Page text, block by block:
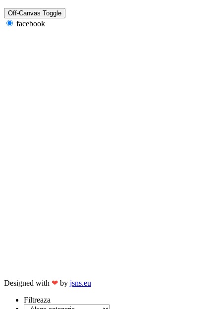
Off-Canvas Toggle
facebook
Designed with ❤ by jsns.eu
Filtreaza